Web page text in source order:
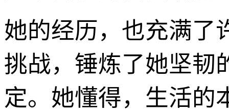
她的经历，也充满了
挑战，锤炼了她坚韧
定。她懂得，生活的